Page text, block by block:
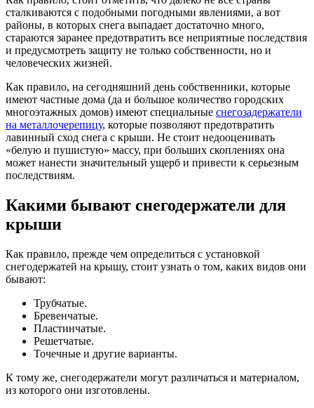
сталкиваются с подобными погодными явлениями, а вот
районы, в которых снега выпадает достаточно много,
стараются заранее предотвратить все неприятные последствия
и предусмотреть защиту не только собственности, но и
человеческих жизней.
Как правило, на сегодняшний день собственники, которые
имеют частные дома (да и большое количество городских
многоэтажных домов) имеют специальные снегозадержатели
на металлочерепицу, которые позволяют предотвратить
лавинный сход снега с крыши. Не стоит недооценивать
«белую и пушистую» массу, при больших скоплениях она
может нанести значительный ущерб и привести к серьезным
последствиям.
Какими бывают снегодержатели для
крыши
Как правило, прежде чем определиться с установкой
снегодержатей на крышу, стоит узнать о том, каких видов они
бывают:
Трубчатые.
Бревенчатые.
Пластинчатые.
Решетчатые.
Точечные и другие варианты.
К тому же, снегодержатели могут различаться и материалом,
из которого они изготовлены.